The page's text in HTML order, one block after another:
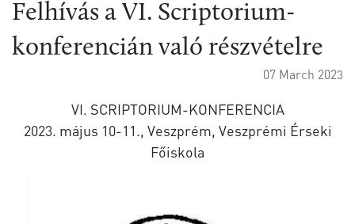
Felhívás a VI. Scriptorium-
konferencián való részvételre
07 March 2023
VI. SCRIPTORIUM-KONFERENCIA
2023. május 10-11., Veszprém, Veszprémi Érseki
Főiskola